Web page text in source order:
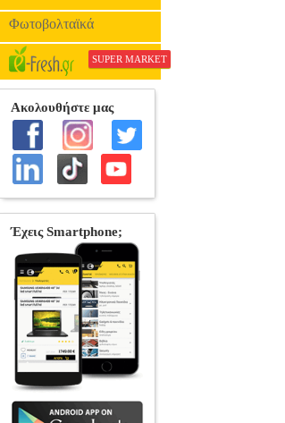
Φωτοβολταϊκά
SUPER MARKET